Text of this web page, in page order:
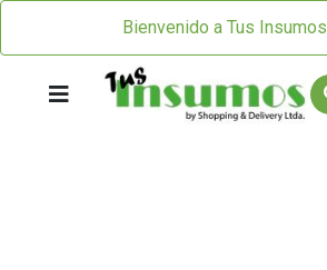
Bienvenido a Tus Insumos